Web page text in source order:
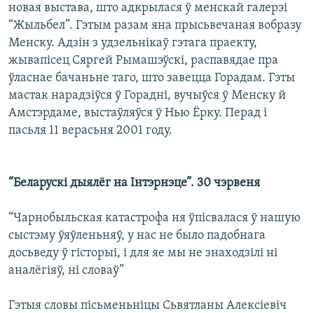
новая выстава, што адкрылася ў менскай галерэі
“Жыльбел”. Гэтым разам яна прысьвечаная вобразу
Менску. Адзін з удзельнікаў гэтага праекту,
жывапісец Сяргей Рымашэўскі, распавядае пра
ўласнае бачаньне таго, што завецца Горадам. Гэты
мастак нарадзіўся ў Горадні, вучыўся ў Менску й
Амстэрдаме, выстаўляўся ў Нью Ёрку. Перад і
пасьля 11 верасьня 2001 году.
“Беларускі дыялёг на Інтэрнэце”. 30 чэрвеня
“Чарнобыльская катастрофа ня ўпісвалася ў нашую
сыстэму ўяўленьняў, у нас не было падобнага
досьведу ў гісторыі, і для яе мы не знаходзілі ні
аналёгіяў, ні словаў”
Гэтыя словы пісьменьніцы Сьвятланы Алексіевіч